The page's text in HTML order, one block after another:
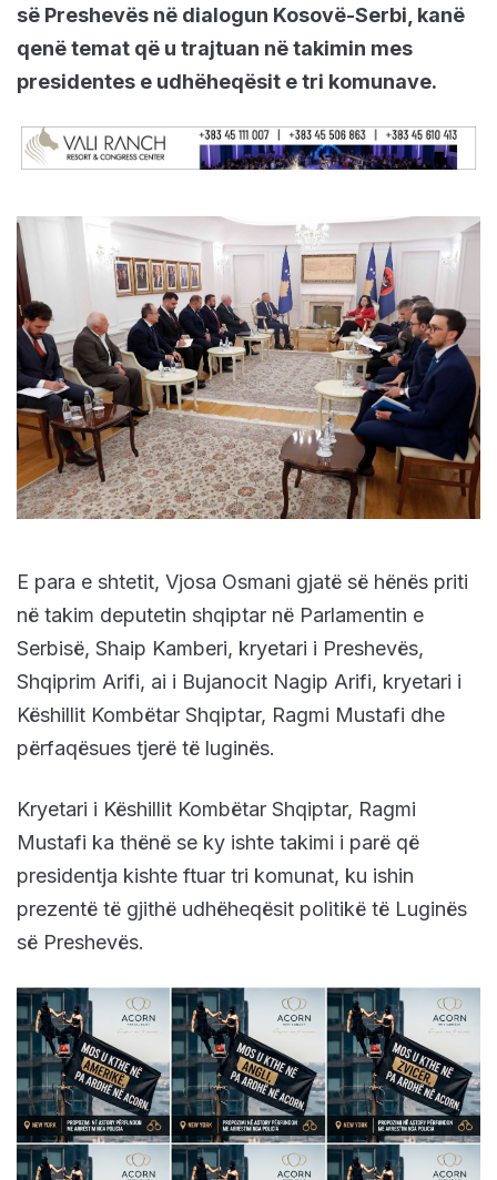
së Preshevës në dialogun Kosovë-Serbi, kanë
qenë temat që u trajtuan në takimin mes
presidentes e udhëheqësit e tri komunave.
E para e shtetit, Vjosa Osmani gjatë së hënës priti
në takim deputetin shqiptar në Parlamentin e
Serbisë, Shaip Kamberi, kryetari i Preshevës,
Shqiprim Arifi, ai i Bujanocit Nagip Arifi, kryetari i
Këshillit Kombëtar Shqiptar, Ragmi Mustafi dhe
përfaqësues tjerë të luginës.
Kryetari i Këshillit Kombëtar Shqiptar, Ragmi
Mustafi ka thënë se ky ishte takimi i parë që
presidentja kishte ftuar tri komunat, ku ishin
prezentë të gjithë udhëheqësit politikë të Luginës
së Preshevës.